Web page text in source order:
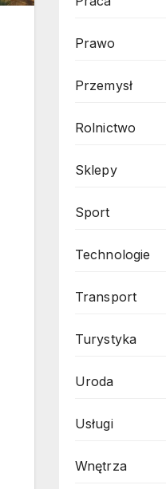
Prawo
Przemysł
Rolnictwo
Sklepy
Sport
Technologie
Transport
Turystyka
Uroda
Usługi
Wnętrza